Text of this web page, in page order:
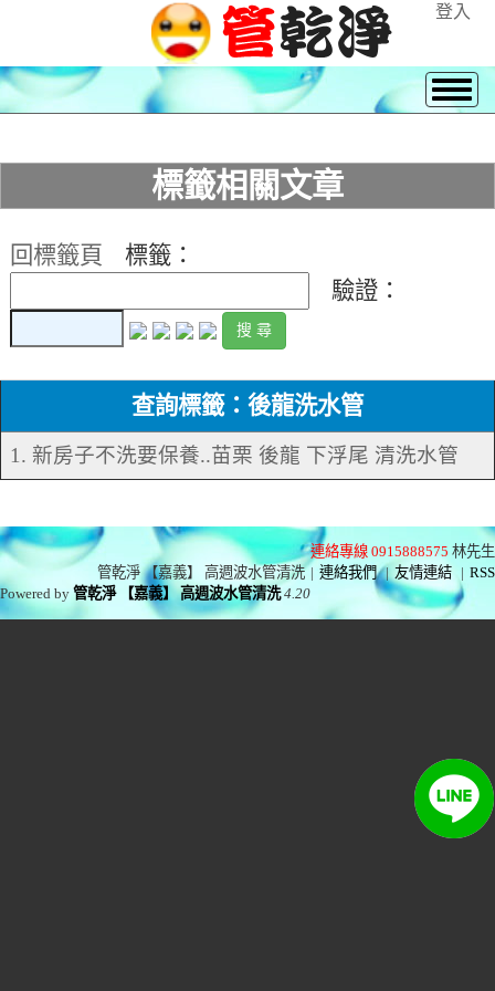
登入
標籤相關文章
回標籤頁
標籤：
驗證：
查詢標籤：後龍洗水管
1. 新房子不洗要保養..苗栗 後龍 下浮尾 清洗水管
連絡專線 0915888575 林先生
管乾淨 【嘉義】 高週波水管清洗 | 連絡我們 | 友情連結 | RSS
Powered by管乾淨 【嘉義】 高週波水管清洗 4.20